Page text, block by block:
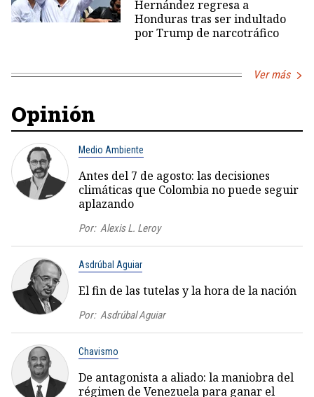
Hernández regresa a
Honduras tras ser indultado
por Trump de narcotráfico
Ver más
Opinión
Medio Ambiente
Antes del 7 de agosto: las decisiones
climáticas que Colombia no puede seguir
aplazando
Por: Alexis L. Leroy
Asdrúbal Aguiar
El fin de las tutelas y la hora de la nación
Por: Asdrúbal Aguiar
Chavismo
De antagonista a aliado: la maniobra del
régimen de Venezuela para ganar el